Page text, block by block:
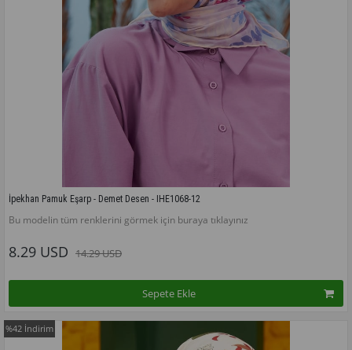
İpekhan Pamuk Eşarp - Demet Desen - IHE1068-12
Bu modelin tüm renklerini görmek için buraya tıklayınız
8.29 USD 14.29 USD
Sepete Ekle
%42 İndirim